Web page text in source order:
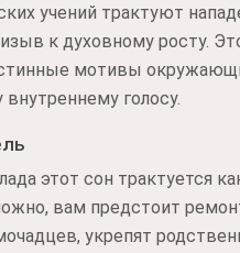
учений трактуют
к духовному росту.
мотивы
голосу.
этот сон трактуется
вам предстоит
укрепят